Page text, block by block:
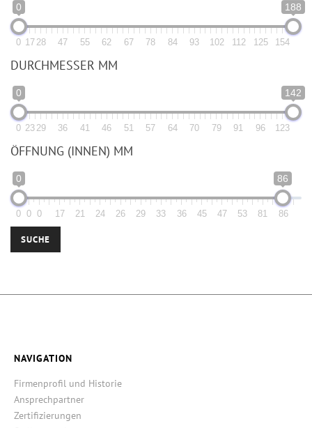
0 188
0 17 28 47 55 62 67 78 84 93 102 112 125 154
DURCHMESSER MM
0 142
0 23 29 36 41 46 51 57 64 70 79 91 96 123
ÖFFNUNG (INNEN) MM
0 86
0 0 0 17 21 24 26 29 33 36 45 47 53 81 86
SUCHE
NAVIGATION
Firmenprofil und Historie
Ansprechpartner
Zertifizierungen